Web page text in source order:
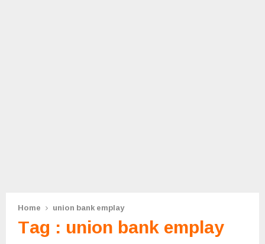
Home union bank emplay
Tag : union bank emplay